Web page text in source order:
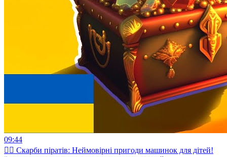
09:44
🏴‍☠️ Скарби піратів: Неймовірні пригоди машинок для дітей!